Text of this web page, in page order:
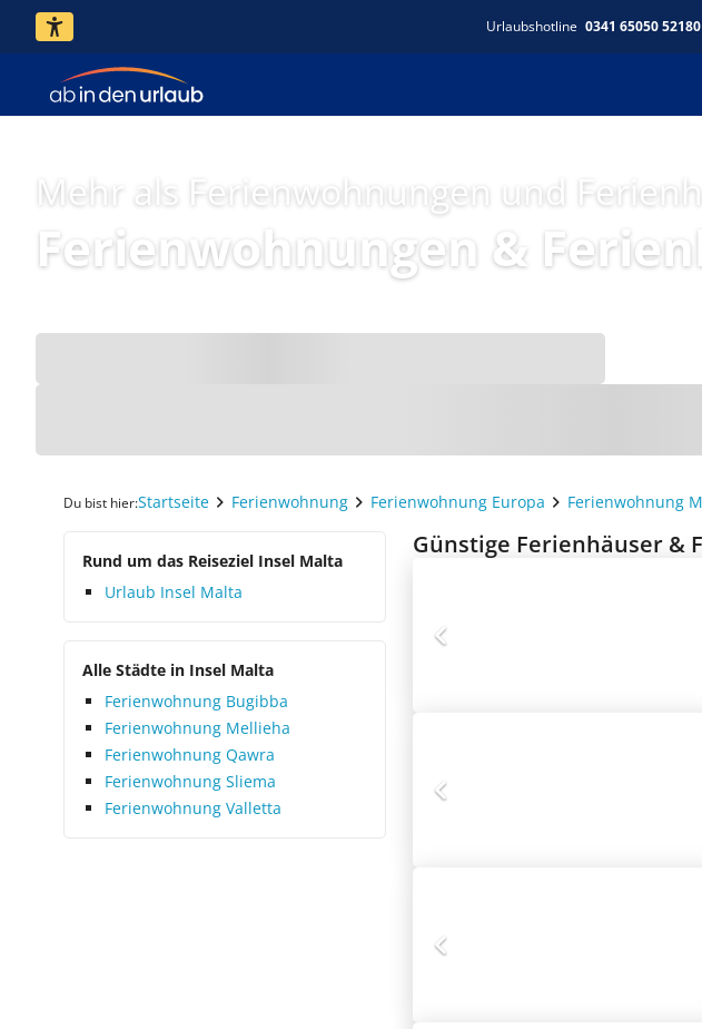
Urlaubshotline 0341 65050 52180
Mehr als Ferienwohnungen und
Ferienwohnungen &
Du bist hier:Startseite Ferienwohnung Ferienwohnung Europa Ferienwohnung
Rund um das Reiseziel Insel Malta
Urlaub Insel Malta
Alle Städte in Insel Malta
Ferienwohnung Bugibba
Ferienwohnung Mellieha
Ferienwohnung Qawra
Ferienwohnung Sliema
Ferienwohnung Valletta
Günstige Ferienhäuser &